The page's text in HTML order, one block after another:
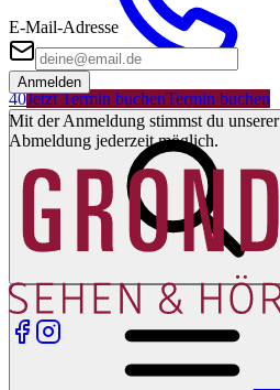
40Jetzt Termin buchenTermin buchen
E-Mail-Adresse
Anmelden
Mit der Anmeldung stimmst du unserer
Abmeldung jederzeit möglich.